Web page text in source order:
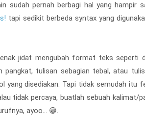
sudah pernah berbagi hal yang hampir
tapi sedikit berbeda syntax yang
jidat mengubah format teks seperti
tulisan sebagian tebal, atau
disediakan. Tapi tidak semudah itu
tidak percaya, buatlah sebuah kalimat/
ayoo... 😁.